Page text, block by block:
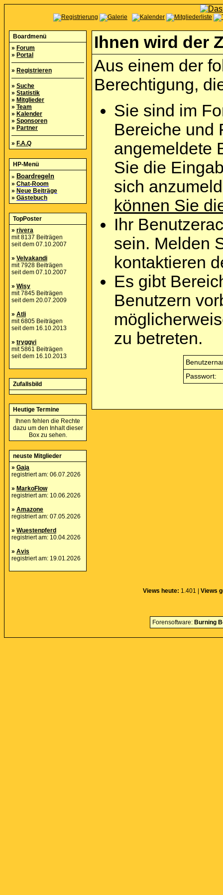
Boardmenü
» Forum
» Portal
» Registrieren
» Suche
» Statistik
» Mitglieder
» Team
» Kalender
» Sponsoren
» Partner
» F.A.Q
HP-Menü
» Boardregeln
» Chat-Room
» Neue Beiträge
» Gästebuch
TopPoster
» rivera
mit 8137 Beiträgen
seit dem 07.10.2007
» Velvakandi
mit 7928 Beiträgen
seit dem 07.10.2007
» Wisy
mit 7845 Beiträgen
seit dem 20.07.2009
» Atli
mit 6805 Beiträgen
seit dem 16.10.2013
» tryggvi
mit 5861 Beiträgen
seit dem 16.10.2013
Zufallsbild
Heutige Termine
Ihnen fehlen die Rechte
dazu um den Inhalt dieser
Box zu sehen.
neuste Mitglieder
» Gaja
registriert am: 06.07.2026
» MarkoFlow
registriert am: 10.06.2026
» Amazone
registriert am: 07.05.2026
» Wuestenpferd
registriert am: 10.04.2026
» Avis
registriert am: 19.01.2026
Ihnen wird der
Aus einem der
Berechtigung,
Sie sind im
Bereiche und
angemeldete
Sie die
sich
können Sie
Ihr
sein. Melden
kontaktieren
Es gibt
Benutzern
zu betreten.
Passwort:
Views heute: 1.401 | Views
Forensoftware: Burning